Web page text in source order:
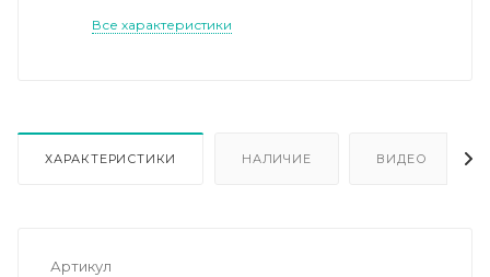
Все характеристики
ХАРАКТЕРИСТИКИ НАЛИЧИЕ ВИДЕО
Артикул